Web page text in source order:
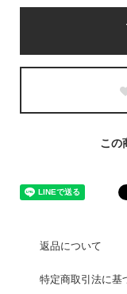
この
返品について
特定商取引法に基